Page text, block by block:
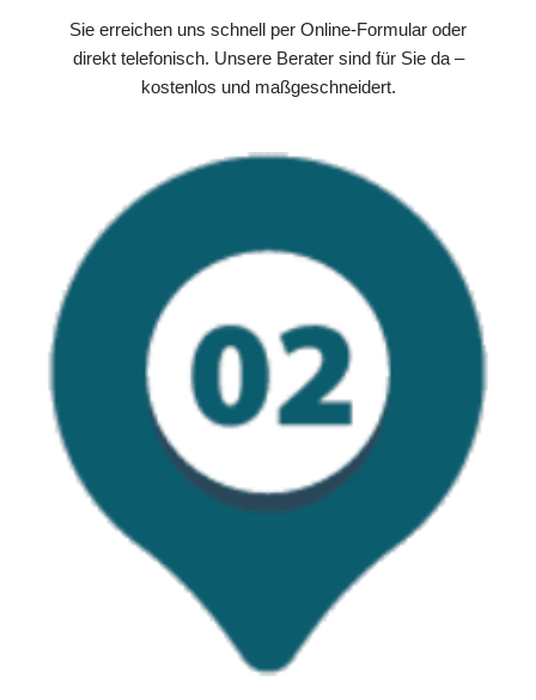
Sie erreichen uns schnell per Online-Formular oder
direkt telefonisch. Unsere Berater sind für Sie da –
kostenlos und maßgeschneidert.